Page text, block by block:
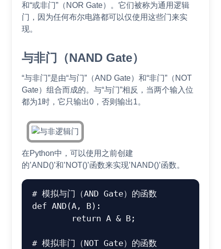
和“或非门”（NOR Gate）。它们被称为通用逻辑
门，因为任何布尔电路都可以仅使用这些门来实
现。
与非门（NAND Gate）
“与非门”是由“与门”（AND Gate）和“非门”（NOT
Gate）组合而成的。与“与门”相反，当两个输入位
都为1时，它只输出0，否则输出1。
在Python中，可以使用之前创建
的’AND()’和’NOT()’函数来实现’NAND()’函数。
# 模拟与门（AND Gate）的函数
def AND(A , B) :
return A & B ;
# 模拟非门（NOT Gate）的函数